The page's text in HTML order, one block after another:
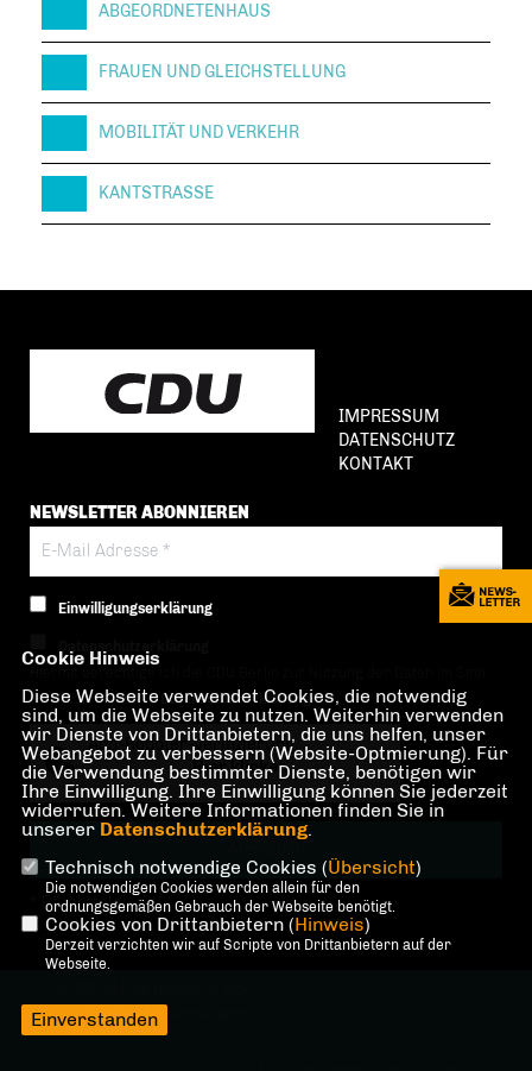
ABGEORDNETENHAUS
FRAUEN UND GLEICHSTELLUNG
MOBILITÄT UND VERKEHR
KANTSTRASSE
IMPRESSUM
DATENSCHUTZ
KONTAKT
NEWSLETTER ABONNIEREN
Einwilligungserklärung
der nachfolgenden Datenschutzerklärung.*
Anti-Roboter-Verifizierung
Hier klicken
Friendly Captcha ⇗
* Pflichtfeld!
Alle Rechte vorbehalten.
Cookie Hinweis
Diese Webseite verwendet Cookies, die notwendig
sind, um die Webseite zu nutzen. Weiterhin verwenden
wir Dienste von Drittanbietern, die uns helfen, unser
Webangebot zu verbessern (Website-Optmierung). Für
die Verwendung bestimmter Dienste, benötigen wir
Ihre Einwilligung. Ihre Einwilligung können Sie jederzeit
widerrufen. Weitere Informationen finden Sie in
unserer Datenschutzerklärung.
Technisch notwendige Cookies (Übersicht)
Die notwendigen Cookies werden allein für den
ordnungsgemäßen Gebrauch der Webseite benötigt.
Cookies von Drittanbietern (Hinweis)
Derzeit verzichten wir auf Scripte von Drittanbietern auf der
Webseite.
Einverstanden